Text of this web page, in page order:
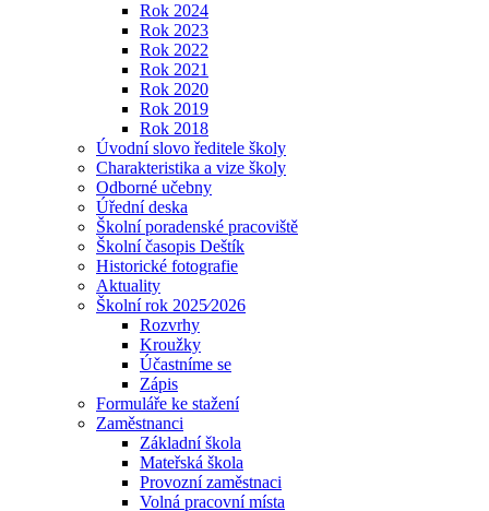
Rok 2024
Rok 2023
Rok 2022
Rok 2021
Rok 2020
Rok 2019
Rok 2018
Úvodní slovo ředitele školy
Charakteristika a vize školy
Odborné učebny
Úřední deska
Školní poradenské pracoviště
Školní časopis Deštík
Historické fotografie
Aktuality
Školní rok 2025⁄2026
Rozvrhy
Kroužky
Účastníme se
Zápis
Formuláře ke stažení
Zaměstnanci
Základní škola
Mateřská škola
Provozní zaměstnaci
Volná pracovní místa